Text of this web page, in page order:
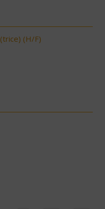
(H/F)